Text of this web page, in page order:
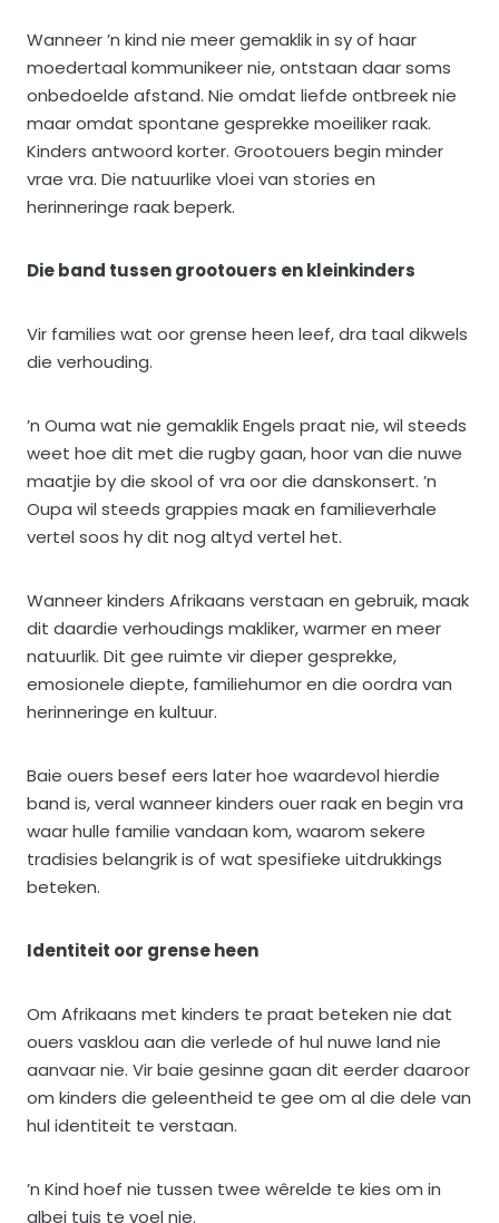
Wanneer ’n kind nie meer gemaklik in sy of haar
moedertaal kommunikeer nie, ontstaan daar soms
onbedoelde afstand. Nie omdat liefde ontbreek nie
maar omdat spontane gesprekke moeiliker raak.
Kinders antwoord korter. Grootouers begin minder
vrae vra. Die natuurlike vloei van stories en
herinneringe raak beperk.
Die band tussen grootouers en kleinkinders
Vir families wat oor grense heen leef, dra taal dikwels
die verhouding.
’n Ouma wat nie gemaklik Engels praat nie, wil steeds
weet hoe dit met die rugby gaan, hoor van die nuwe
maatjie by die skool of vra oor die danskonsert. ’n
Oupa wil steeds grappies maak en familieverhale
vertel soos hy dit nog altyd vertel het.
Wanneer kinders Afrikaans verstaan en gebruik, maak
dit daardie verhoudings makliker, warmer en meer
natuurlik. Dit gee ruimte vir dieper gesprekke,
emosionele diepte, familiehumor en die oordra van
herinneringe en kultuur.
Baie ouers besef eers later hoe waardevol hierdie
band is, veral wanneer kinders ouer raak en begin vra
waar hulle familie vandaan kom, waarom sekere
tradisies belangrik is of wat spesifieke uitdrukkings
beteken.
Identiteit oor grense heen
Om Afrikaans met kinders te praat beteken nie dat
ouers vasklou aan die verlede of hul nuwe land nie
aanvaar nie. Vir baie gesinne gaan dit eerder daaroor
om kinders die geleentheid te gee om al die dele van
hul identiteit te verstaan.
’n Kind hoef nie tussen twee wêrelde te kies om in
albei tuis te voel nie.